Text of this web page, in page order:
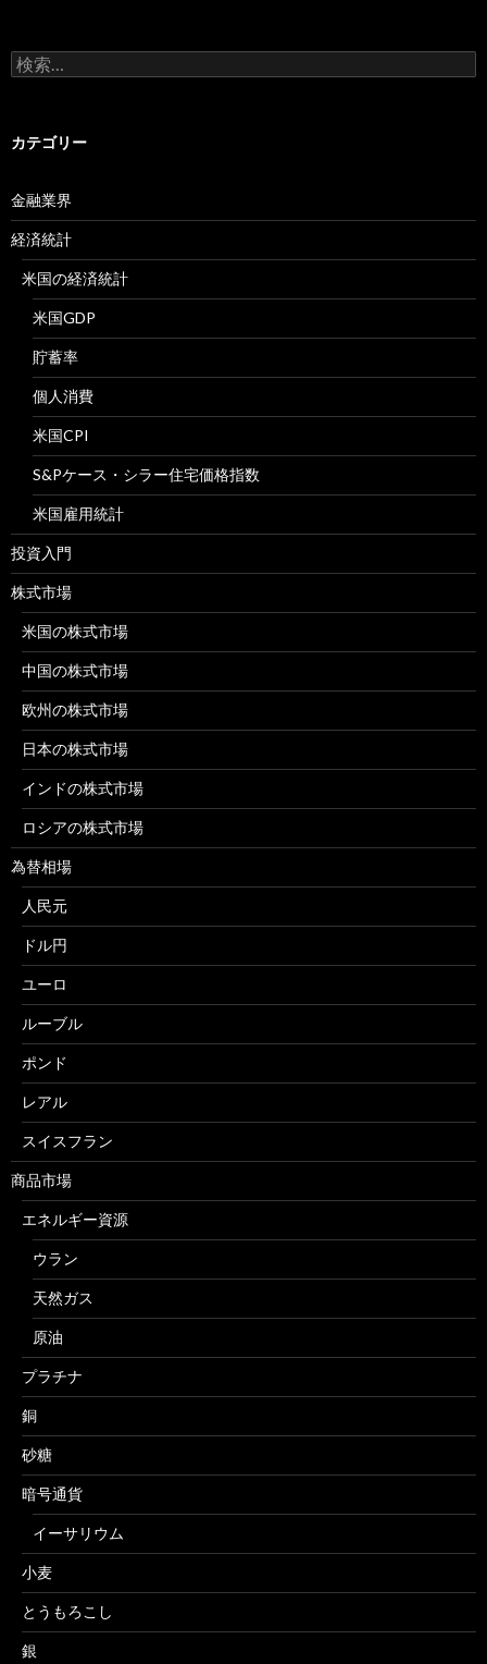
検
索:
カテゴリー
金融業界
経済統計
米国の経済統計
米国GDP
貯蓄率
個人消費
米国CPI
S&Pケース・シラー住宅価格指数
米国雇用統計
投資入門
株式市場
米国の株式市場
中国の株式市場
欧州の株式市場
日本の株式市場
インドの株式市場
ロシアの株式市場
為替相場
人民元
ドル円
ユーロ
ルーブル
ポンド
レアル
スイスフラン
商品市場
エネルギー資源
ウラン
天然ガス
原油
プラチナ
銅
砂糖
暗号通貨
イーサリウム
小麦
とうもろこし
銀